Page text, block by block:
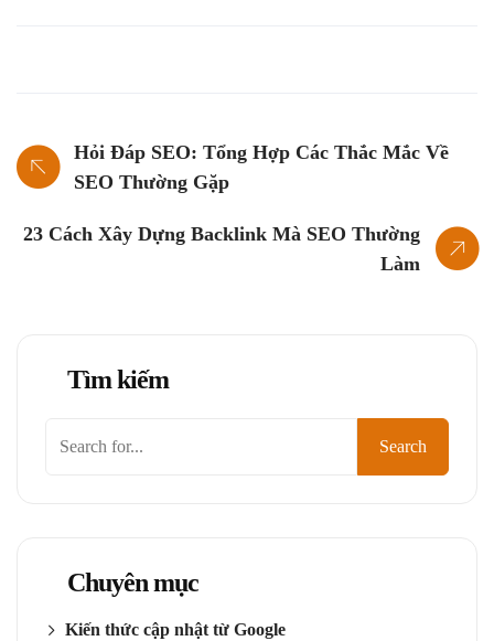
Hỏi Đáp SEO: Tổng Hợp Các Thắc Mắc Về
SEO Thường Gặp
23 Cách Xây Dựng Backlink Mà SEO Thường
Làm
Tìm kiếm
Search
Chuyên mục
Kiến thức cập nhật từ Google